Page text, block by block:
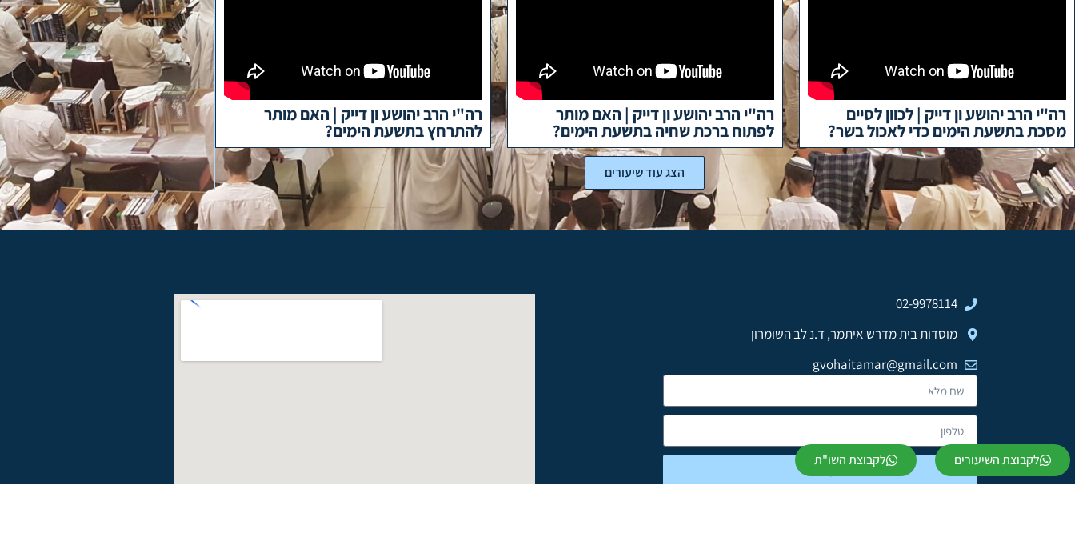
רה"י הרב יהושע ון דייק | לכוון לסיים
מסכת בתשעת הימים כדי לאכול בשר?
רה"י הרב יהושע ון דייק | האם מותר
לפתוח ברכת שחיה בתשעת הימים?
רה"י הרב יהושע ון דייק | האם מותר
להתרחץ בתשעת הימים?
הצג עוד שיעורים
לקבוצת השיעורים לקבוצת השו"ת
02-9978114
מוסדות בית מדרש איתמר, ד.נ לב השומרון
gvohaitamar@gmail.com
שלח »